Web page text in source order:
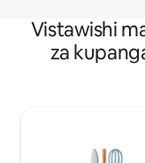
Vistawishi
za